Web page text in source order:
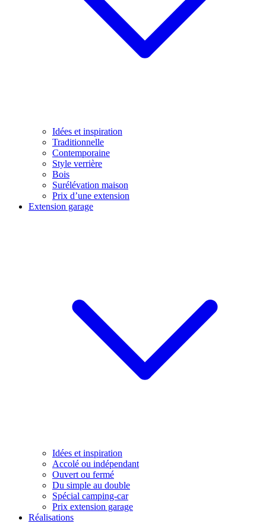
Idées et inspiration
Traditionnelle
Contemporaine
Style verrière
Bois
Surélévation maison
Prix d’une extension
Extension garage
Idées et inspiration
Accolé ou indépendant
Ouvert ou fermé
Du simple au double
Spécial camping-car
Prix extension garage
Réalisations